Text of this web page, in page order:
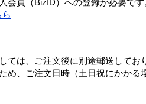
員（BizID）への登録が必要です
ては、ご注文後に別途郵送してお
め、ご注文日時（土日祝にかか